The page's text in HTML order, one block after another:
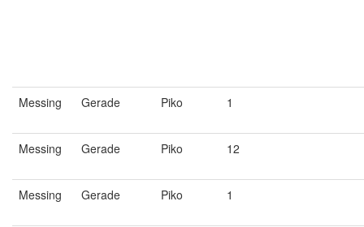
Messing Gerade Piko 1
Messing Gerade Piko 12
Messing Gerade Piko 1